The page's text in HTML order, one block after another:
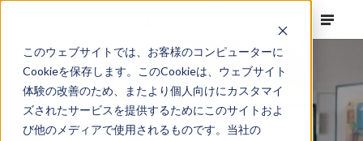
このウェブサイトでは、お客様のコンピューターに
Cookieを保存します。このCookieは、ウェブサイト
体験の改善のため、またより個人向けにカスタマイ
ズされたサービスを提供するためにこのサイトおよ
び他のメディアで使用されるものです。当社の